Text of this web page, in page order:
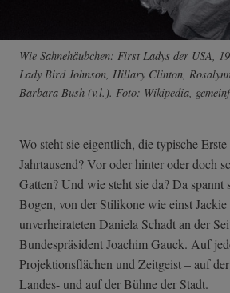
Wie Sahnehäubchen: First Ladys der USA,
Lady Bird Johnson, Hillary Clinton,
Barbara Bush (v.l.). Foto: Wikipedia,
Wo steht sie eigentlich, die typische
Jahrtausend? Vor oder hinter oder doch
Gatten? Und wie steht sie da? Da spannt
Bogen, von der Stilikone wie einst
unverheirateten Daniela Schadt an der
Bundespräsident Joachim Gauck. Auf
Projektionsflächen und Zeitgeist – auf
Landes- und auf der Bühne der Stadt.